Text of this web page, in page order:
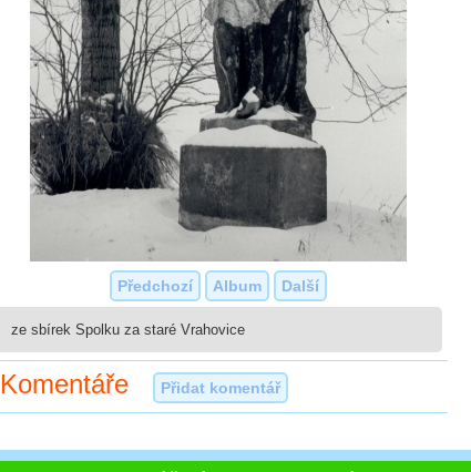
Předchozí Album Další
ze sbírek Spolku za staré Vrahovice
Komentáře Přidat komentář